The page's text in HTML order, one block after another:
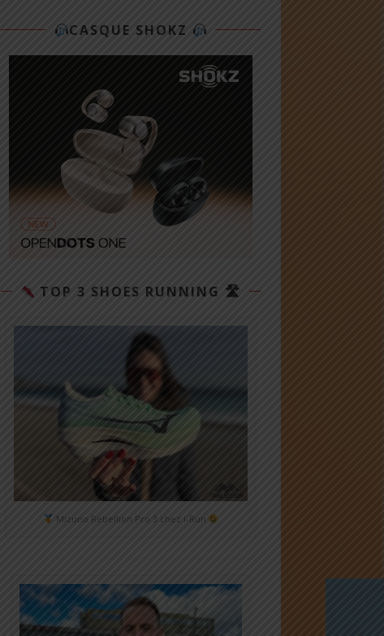
CASQUE SHOKZ
TOP 3 SHOES RUNNING 🛣
Mizuno Rebellion Pro 3 chez i-Run